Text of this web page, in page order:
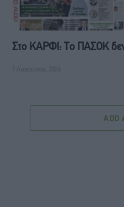
Στο ΚΑΡΦΙ: Το ΠΑΣΟΚ
7 Αυγούστου, 2026
ADD